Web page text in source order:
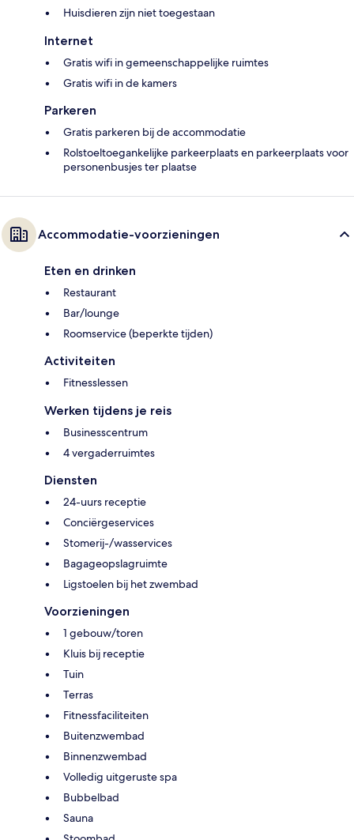
Huisdieren zijn niet toegestaan
Internet
Gratis wifi in gemeenschappelijke ruimtes
Gratis wifi in de kamers
Parkeren
Gratis parkeren bij de accommodatie
Rolstoeltoegankelijke parkeerplaats en parkeerplaats voor
personenbusjes ter plaatse
Accommodatie-voorzieningen
Eten en drinken
Restaurant
Bar/lounge
Roomservice (beperkte tijden)
Activiteiten
Fitnesslessen
Werken tijdens je reis
Businesscentrum
4 vergaderruimtes
Diensten
24-uurs receptie
Conciërgeservices
Stomerij-/wasservices
Bagageopslagruimte
Ligstoelen bij het zwembad
Voorzieningen
1 gebouw/toren
Kluis bij receptie
Tuin
Terras
Fitnessfaciliteiten
Buitenzwembad
Binnenzwembad
Volledig uitgeruste spa
Bubbelbad
Sauna